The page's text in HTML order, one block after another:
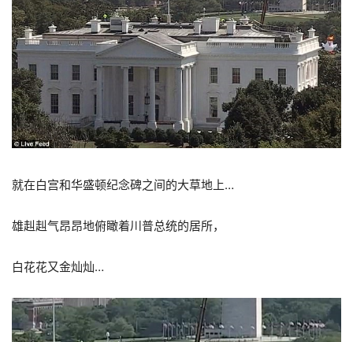
就在白宫和华盛顿纪念碑之间的大草地上…
雄赳赳气昂昂地俯瞰着川普总统的居所，
白花花又金灿灿…